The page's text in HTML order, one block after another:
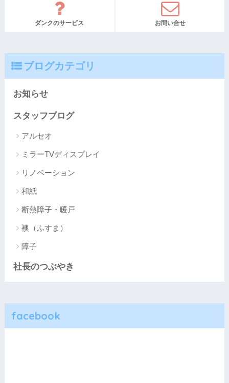
ダンクのサービス お問い合せ
ブログカテゴリ
お知らせ
スタッフブログ
アルセオ
ミラーTVディスプレイ
リノベーション
和紙
断熱障子・暖戸
襖（ふすま）
障子
社長のつぶやき
facebook